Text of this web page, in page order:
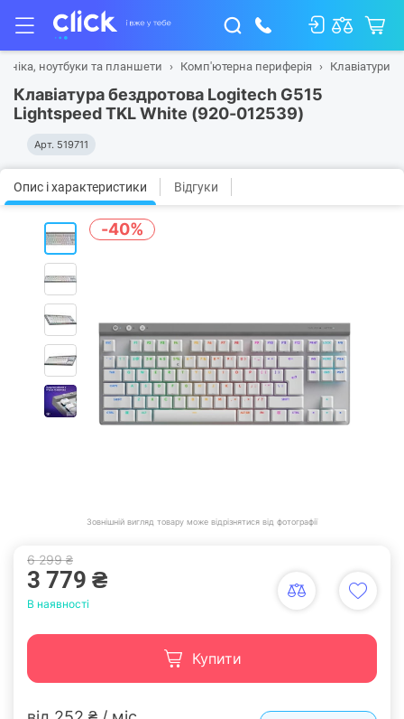
ноутбуки та планшети Комп'ютерна периферія Клавіатури
Клавiатура бездротова Logitech G515
Lightspeed TKL White (920-012539)
Арт. 519711
Опис і характеристики Відгуки
-40%
Зовнішній вигляд товару може відрізнятися від фотографії
6 299 ₴
3 779 ₴
В наявності
Купити